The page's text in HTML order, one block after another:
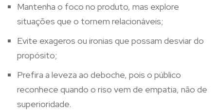
Mantenha o foco no produto, mas explore
situações que o tornem relacionáveis;
Evite exageros ou ironias que possam desviar do
propósito;
Prefira a leveza ao deboche, pois o público
reconhece quando o riso vem de empatia, não de
superioridade.